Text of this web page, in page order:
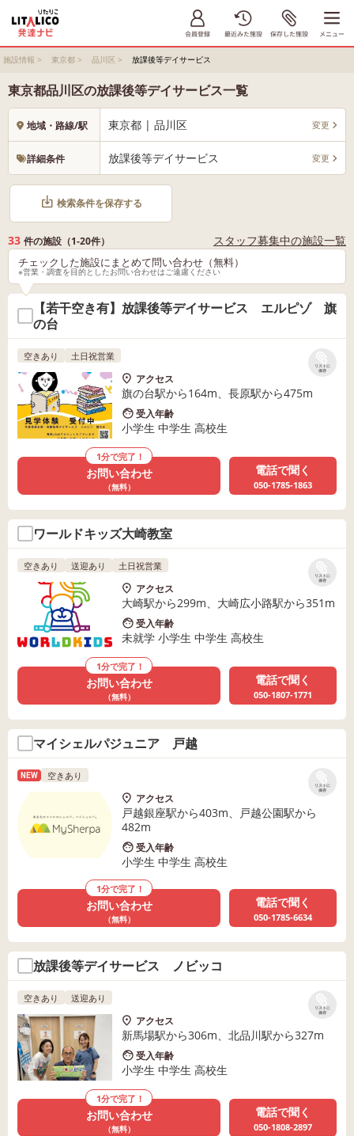
施設情報 > 東京都 > 品川区 > 放課後等デイサービス
東京都品川区の放課後等デイサービス一覧
地域・路線/駅 東京都 | 品川区 変更
詳細条件 放課後等デイサービス 変更
検索条件を保存する
33 件の施設（1-20件） スタッフ募集中の施設一覧
チェックした施設にまとめて問い合わせ（無料）
※営業・調査を目的としたお問い合わせはご遠慮ください
【若干空き有】放課後等デイサービス エルピゾ 旗
の台
リストに
保存
空きあり 土日祝営業
アクセス
旗の台駅から164m、長原駅から475m
受入年齢
小学生 中学生 高校生
1分で完了！
お問い合わせ
（無料）
電話で聞く
050-1785-1863
ワールドキッズ大崎教室
リストに
保存
空きあり 送迎あり 土日祝営業
アクセス
大崎駅から299m、大崎広小路駅から351m
受入年齢
未就学 小学生 中学生 高校生
1分で完了！
お問い合わせ
（無料）
電話で聞く
050-1807-1771
マイシェルパジュニア 戸越
リストに
保存
NEW 空きあり
アクセス
戸越銀座駅から403m、戸越公園駅から
482m
受入年齢
小学生 中学生 高校生
1分で完了！
お問い合わせ
（無料）
電話で聞く
050-1785-6634
放課後等デイサービス ノビッコ
リストに
保存
空きあり 送迎あり
アクセス
新馬場駅から306m、北品川駅から327m
受入年齢
小学生 中学生 高校生
1分で完了！
お問い合わせ
（無料）
電話で聞く
050-1808-2897